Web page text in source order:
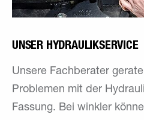
UNSER HYDRAULIKSERVICE
Unsere Fachberater
Problemen mit der
Fassung. Bei winkler